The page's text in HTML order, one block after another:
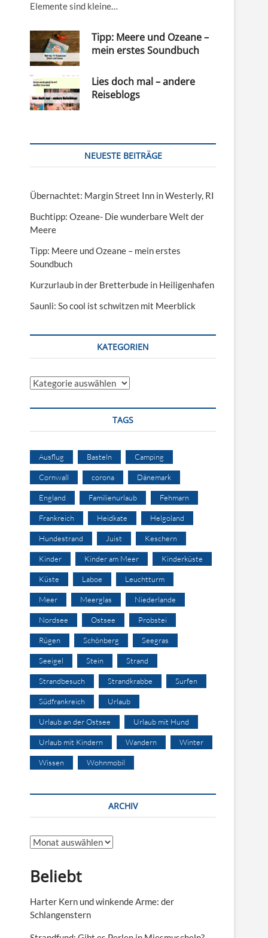
Elemente sind kleine…
Tipp: Meere und Ozeane –
mein erstes Soundbuch
Lies doch mal – andere
Reiseblogs
NEUESTE BEITRÄGE
Übernachtet: Margin Street Inn in Westerly, RI
Buchtipp: Ozeane- Die wunderbare Welt der
Meere
Tipp: Meere und Ozeane – mein erstes
Soundbuch
Kurzurlaub in der Bretterbude in Heiligenhafen
Saunli: So cool ist schwitzen mit Meerblick
KATEGORIEN
Kategorien
TAGS
Ausflug Basteln Camping
Cornwall corona Dänemark
England Familienurlaub Fehmarn
Frankreich Heidkate Helgoland
Hundestrand Juist Keschern
Kinder Kinder am Meer Kinderküste
Küste Laboe Leuchtturm
Meer Meerglas Niederlande
Nordsee Ostsee Probstei
Rügen Schönberg Seegras
Seeigel Stein Strand
Strandbesuch Strandkrabbe Surfen
Südfrankreich Urlaub
Urlaub an der Ostsee Urlaub mit Hund
Urlaub mit Kindern Wandern Winter
Wissen Wohnmobil
ARCHIV
Archiv
Beliebt
Harter Kern und winkende Arme: der
Schlangenstern